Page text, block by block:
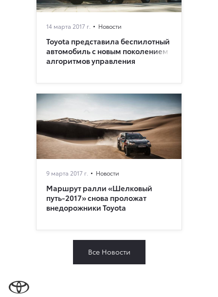
14 марта 2017 г. Новости
Toyota представила беспилотный
автомобиль с новым поколением
алгоритмов управления
9 марта 2017 г. Новости
Маршрут ралли «Шелковый
путь-2017» снова проложат
внедорожники Toyota
Все Новости